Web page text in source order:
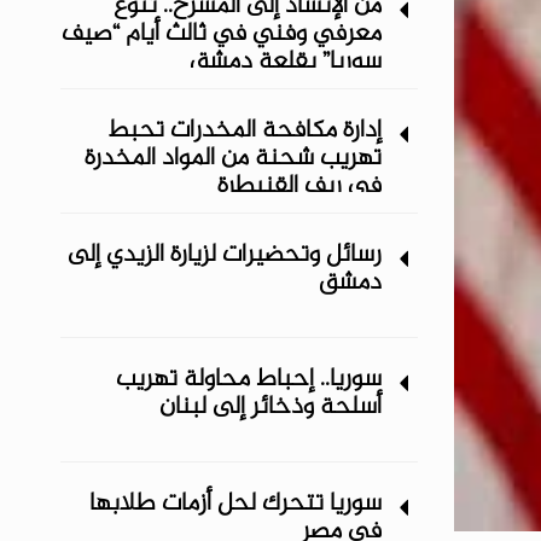
معرفي وفني في ثالث أيام “صيف
سوريا” ‏بقلعة دمشق
إدارة مكافحة المخدرات تحبط
تهريب شحنة من المواد المخدرة
في ريف ‏القنيطرة
رسائل وتحضيرات لزيارة الزيدي إلى
دمشق
سوريا.. إحباط محاولة تهريب
أسلحة وذخائر إلى لبنان
سوريا تتحرك لحل أزمات طلابها
في مصر